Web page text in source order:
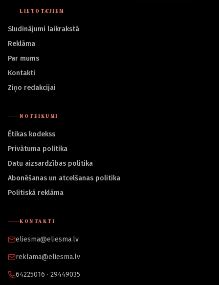
LIETOTĀJIEM
Sludinājumi laikrakstā
Reklāma
Par mums
Kontakti
Ziņo redakcijai
NOTEIKUMI
Ētikas kodekss
Privātuma politika
Datu aizsardzības politika
Abonēšanas un atcelšanas politika
Politiskā reklāma
KONTAKTI
eliesma@eliesma.lv
reklama@eliesma.lv
64225016 · 29449035